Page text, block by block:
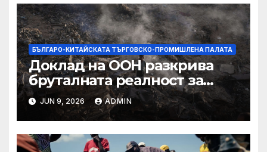
БЪЛГАРО-КИТАЙСКАТА ТЪРГОВСКО-ПРОМИШЛЕНА ПАЛАТА
Доклад на ООН разкрива
бруталната реалност за
палестинците в Газа,
Западния бряг
JUN 9, 2026 ADMIN